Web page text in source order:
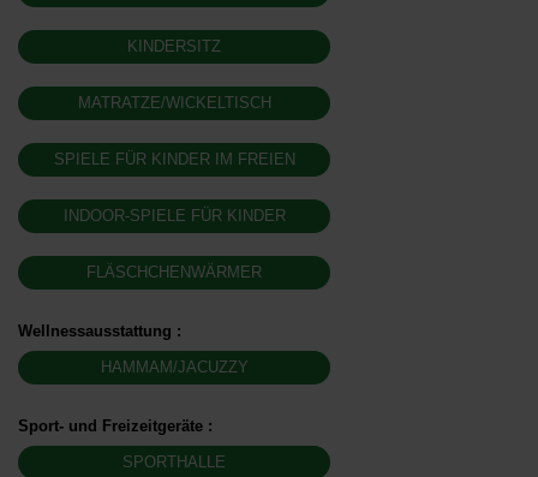
KINDERSITZ
MATRATZE/WICKELTISCH
SPIELE FÜR KINDER IM FREIEN
INDOOR-SPIELE FÜR KINDER
FLÄSCHCHENWÄRMER
Wellnessausstattung :
HAMMAM/JACUZZY
Sport- und Freizeitgeräte :
SPORTHALLE